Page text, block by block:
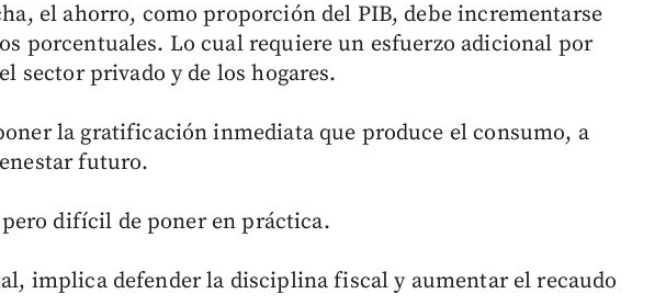
el ahorro, como proporción del PIB, debe incrementarse
porcentuales. Lo cual requiere un esfuerzo adicional por
sector privado y de los hogares.
la gratificación inmediata que produce el consumo, a
futuro.
difícil de poner en práctica.
implica defender la disciplina fiscal y aumentar el recaudo